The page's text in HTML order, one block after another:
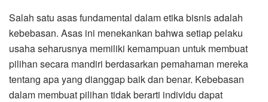
Salah satu asas fundamental dalam etika bisnis adalah
kebebasan. Asas ini menekankan bahwa setiap pelaku
usaha seharusnya memiliki kemampuan untuk membuat
pilihan secara mandiri berdasarkan pemahaman mereka
tentang apa yang dianggap baik dan benar. Kebebasan
dalam membuat pilihan tidak berarti individu dapat